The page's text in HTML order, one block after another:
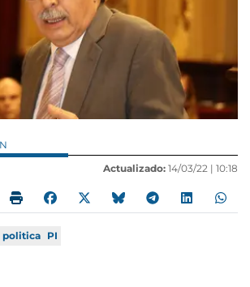
Actualizado: 14/03/22 | 10:18
politica PI